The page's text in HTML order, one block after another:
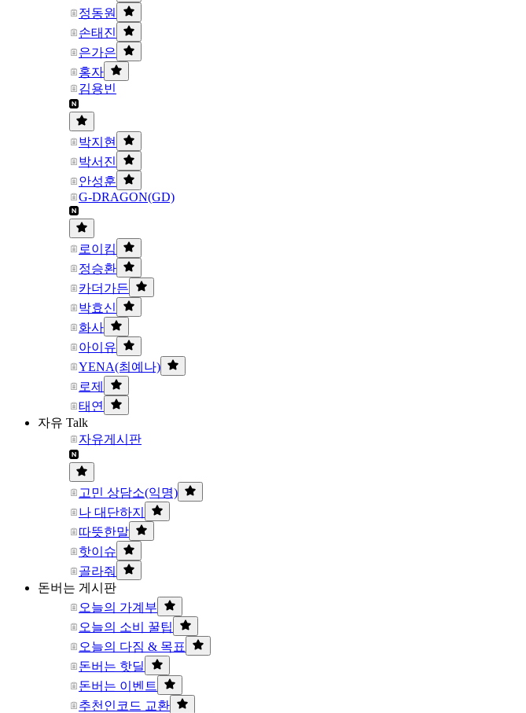
정동원
손태진
은가은
홍자
김용빈
박지현
박서진
안성훈
G-DRAGON(GD)
로이킴
정승환
카더가든
박효신
화사
아이유
YENA(최예나)
로제
태연
자유 Talk
자유게시판
고민 상담소(익명)
나 대단하지
따뜻한말
핫이슈
골라줘
돈버는 게시판
오늘의 가계부
오늘의 소비 꿀팁
오늘의 다짐 & 목표
돈버는 핫딜
돈버는 이벤트
추천인코드 교환